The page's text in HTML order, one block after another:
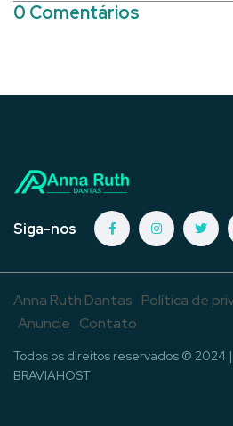
0 Comentários
Siga-nos
Anna Ruth Dantas Política de
Anuncie Contato
Todos os direitos reservados © 2024
BRAVIAHOST